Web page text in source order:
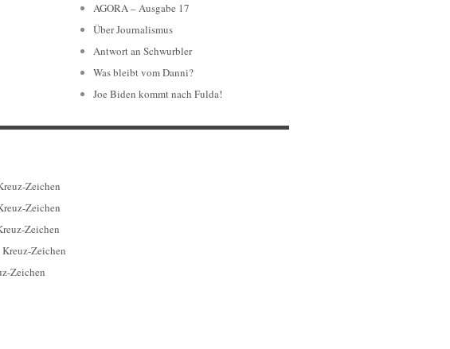
AGORA – Ausgabe 17
Über Journalismus
Antwort an Schwurbler
Was bleibt vom Danni?
Joe Biden kommt nach Fulda!
Zeichen
Zeichen
Zeichen
Kreuz-Zeichen
Zeichen